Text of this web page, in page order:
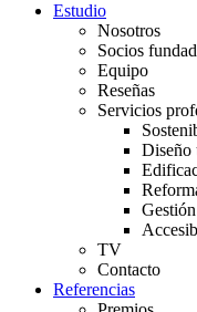
Estudio
Nosotros
Socios
Equipo
Reseñas
Servicios
Diseño
TV
Contacto
Referencias